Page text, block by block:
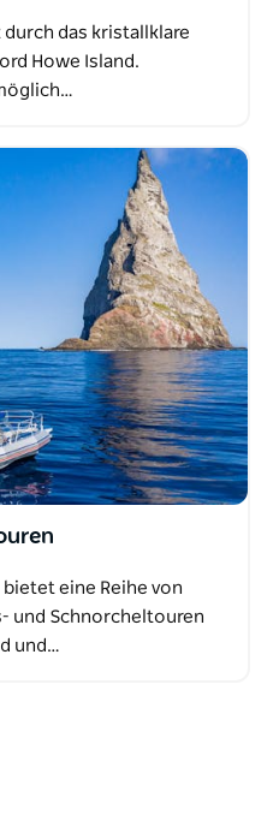
durch das kristallklare
Howe Island.
bietet eine Reihe von
und Schnorcheltouren
und…